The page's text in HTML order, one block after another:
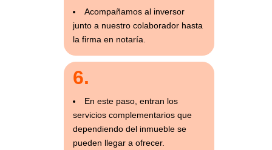
Acompañamos al inversor
junto a nuestro colaborador hasta
la firma en notaría.
6.
En este paso, entran los
servicios complementarios que
dependiendo del inmueble se
pueden llegar a ofrecer.